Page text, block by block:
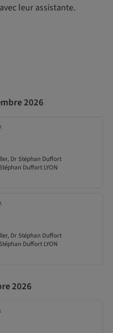
leur assistante.
2026
Dr Stéphan Duffort
Duffort LYON
Dr Stéphan Duffort
Duffort LYON
2026